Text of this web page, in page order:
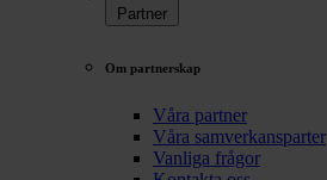
Partner
Om partnerskap
Våra partner
Våra samverkansparter
Vanliga frågor